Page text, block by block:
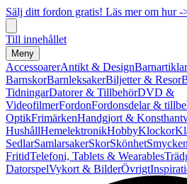
Sälj ditt fordon gratis! Läs mer om hur -
Till innehållet
Meny
AccessoarerAntikt & DesignBarnartiklar
BarnskorBarnleksakerBiljetter & Resor
TidningarDatorer & TillbehörDVD &
VideofilmerFordonFordonsdelar &
OptikFrimärkenHandgjort &
HushållHemelektronikHobbyKlockor
SedlarSamlarsakerSkorSkönhet
FritidTelefoni, Tablets & Wearables
DatorspelVykort & BilderÖvrigt